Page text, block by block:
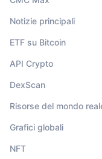
Notizie principali
ETF su Bitcoin
API Crypto
DexScan
Risorse del mondo
Grafici globali
NFT